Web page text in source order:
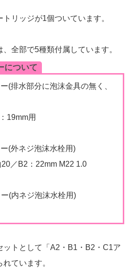
リッジが1個ついています。
全部で5種類付属しています。
について
(排水部分に泡沫金具の無く、
19mm用
(外ネジ泡沫水栓用)
／B2：22mm M22 1.0
(内ネジ泡沫水栓用)
ットとして「A2・B1・B2・C1ア
ています。